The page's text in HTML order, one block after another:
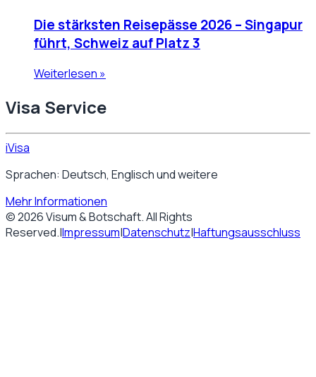
Die stärksten Reisepässe 2026 – Singapur
führt, Schweiz auf Platz 3
Weiterlesen »
Visa Service
iVisa
Sprachen: Deutsch, Englisch und weitere
Mehr Informationen
©2026Visum & Botschaft. All Rights
Reserved.|Impressum|Datenschutz|Haftungsausschluss